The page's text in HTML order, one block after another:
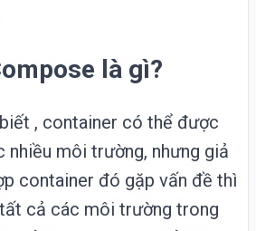
là gì?
, container có thể được
môi trường, nhưng giả
container đó gặp vấn đề thì
cả các môi trường trong